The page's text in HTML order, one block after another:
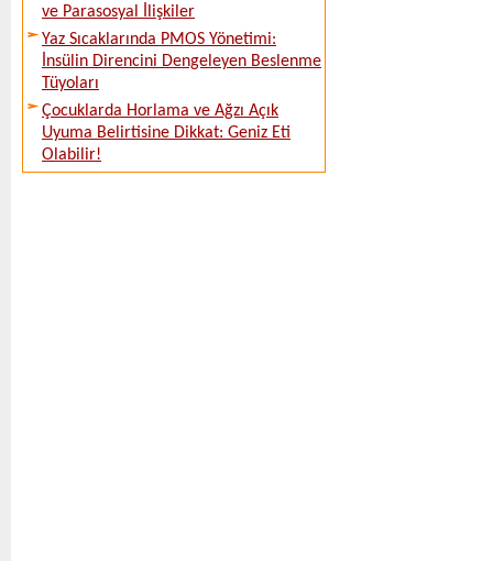
ve Parasosyal İlişkiler
Yaz Sıcaklarında PMOS Yönetimi:
İnsülin Direncini Dengeleyen Beslenme
Tüyoları
Çocuklarda Horlama ve Ağzı Açık
Uyuma Belirtisine Dikkat: Geniz Eti
Olabilir!